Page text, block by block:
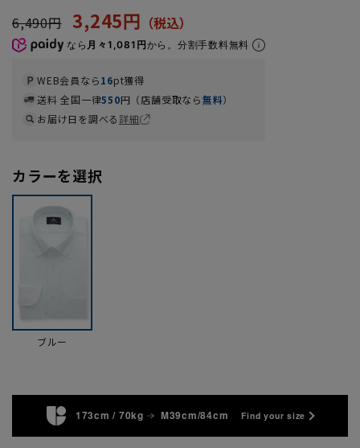
6,490円 3,245円
なら 月々1,081円から。分割手数料無料
WEB会員なら16pt獲得
送料 全国一律550円（店舗受取なら無料）
お届け日を調べる詳細
カラーを選択
ブルー
173cm / 70kg M39cm/84cm Find your size